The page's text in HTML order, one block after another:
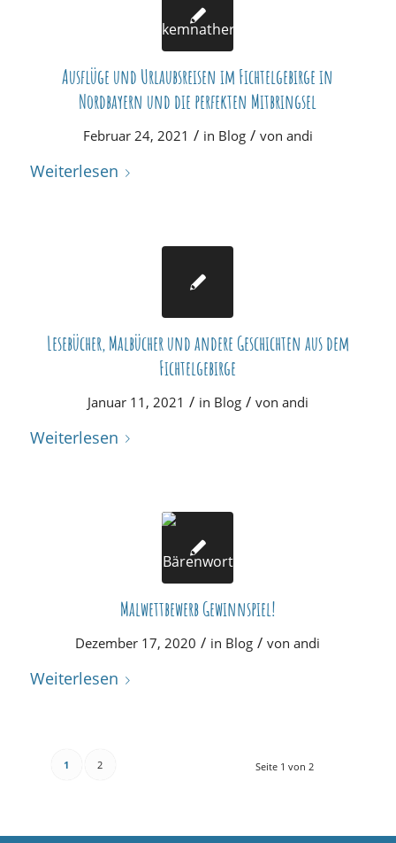
Ausflüge und Urlaubsreisen im Fichtelgebirge in
Nordbayern und die perfekten Mitbringsel
Februar 24, 2021 / in Blog / von andi
Weiterlesen
Lesebücher, Malbücher und andere Geschichten aus dem
Fichtelgebirge
Januar 11, 2021 / in Blog / von andi
Weiterlesen
Malwettbewerb Gewinnspiel!
Dezember 17, 2020 / in Blog / vonandi
Weiterlesen
Seite 1 von 2
1 2